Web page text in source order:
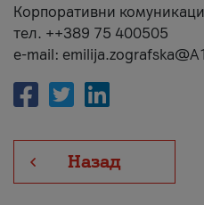
Корпоративни
тел. ++389 75 400505
e-mail:
Назад